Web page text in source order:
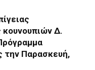
Δ.
την Παρασκευή,